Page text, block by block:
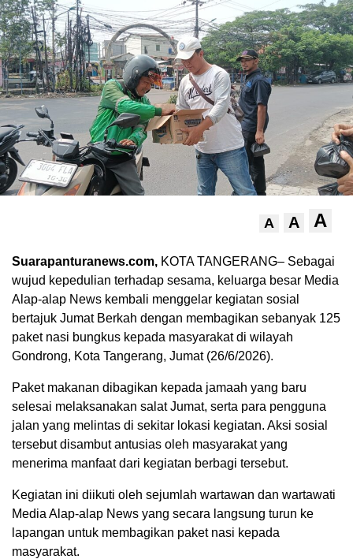
A A A
Suarapanturanews.com, KOTA TANGERANG– Sebagai
wujud kepedulian terhadap sesama, keluarga besar Media
Alap-alap News kembali menggelar kegiatan sosial
bertajuk Jumat Berkah dengan membagikan sebanyak 125
paket nasi bungkus kepada masyarakat di wilayah
Gondrong, Kota Tangerang, Jumat (26/6/2026).
Paket makanan dibagikan kepada jamaah yang baru
selesai melaksanakan salat Jumat, serta para pengguna
jalan yang melintas di sekitar lokasi kegiatan. Aksi sosial
tersebut disambut antusias oleh masyarakat yang
menerima manfaat dari kegiatan berbagi tersebut.
Kegiatan ini diikuti oleh sejumlah wartawan dan wartawati
Media Alap-alap News yang secara langsung turun ke
lapangan untuk membagikan paket nasi kepada
masyarakat.